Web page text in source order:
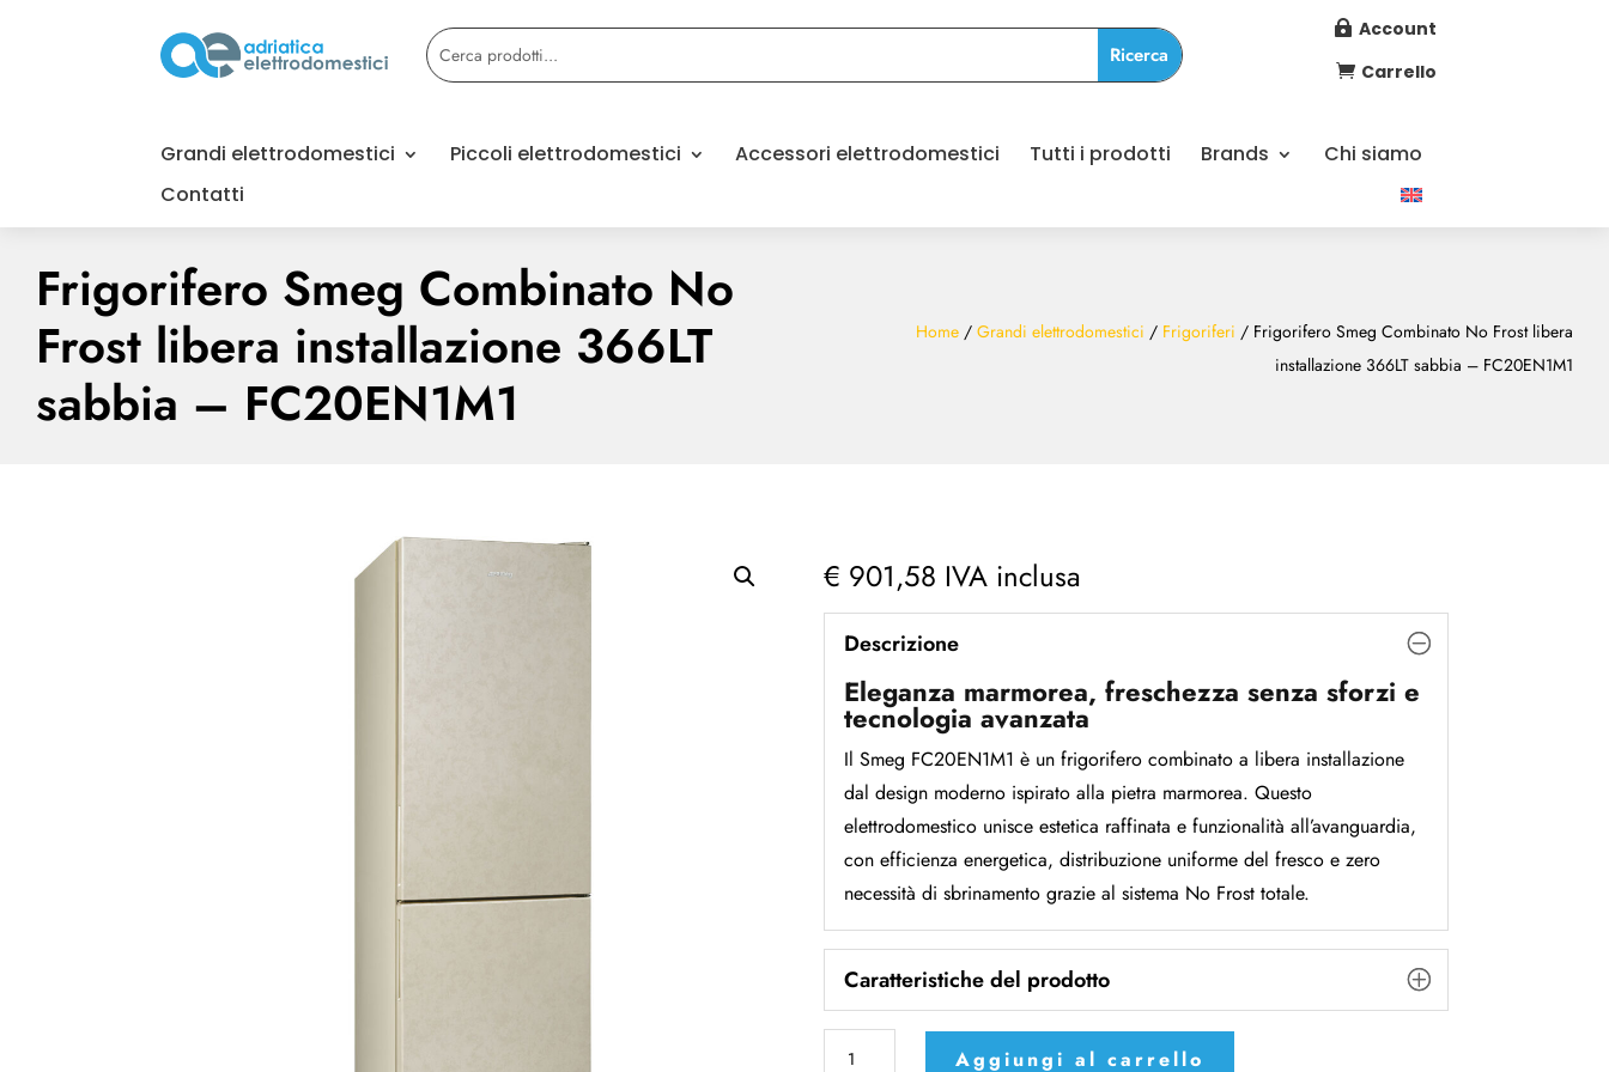
 Account
 Carrello
Grandi elettrodomestici Piccoli elettrodomestici Accessori elettrodomestici Tutti i prodotti Brands
Chi siamo
Contatti
Frigorifero Smeg Combinato No
Frost libera installazione 366LT
sabbia – FC20EN1M1
Home/ Grandi elettrodomestici / Frigoriferi / Frigorifero Smeg Combinato No Frost libera
installazione 366LT sabbia – FC20EN1M1
€ 901,58 IVA inclusa
Descrizione
Eleganza marmorea, freschezza senza sforzi e
tecnologia avanzata
Il Smeg FC20EN1M1 è un frigorifero combinato a libera installazione
dal design moderno ispirato alla pietra marmorea. Questo
elettrodomestico unisce estetica raffinata e funzionalità all’avanguardia,
con efficienza energetica, distribuzione uniforme del fresco e zero
necessità di sbrinamento grazie al sistema No Frost totale.
Caratteristiche del prodotto
Aggiungi al carrello